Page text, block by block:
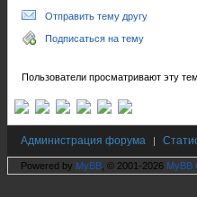
Отправить тему другу
Подписаться на тему
Пользователи просматривают эту
Администрация форума |
Powered by MyBB , © 2001-2026 MyBB